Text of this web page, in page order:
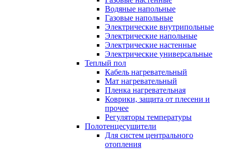
Водяные напольные
Газовые напольные
Электрические внутрипольные
Электрические напольные
Электрические настенные
Электрические универсальные
Теплый пол
Кабель нагревательный
Мат нагревательный
Пленка нагревательная
Коврики, защита от плесени и
прочее
Регуляторы температуры
Полотенцесушители
Для систем центрального
отопления